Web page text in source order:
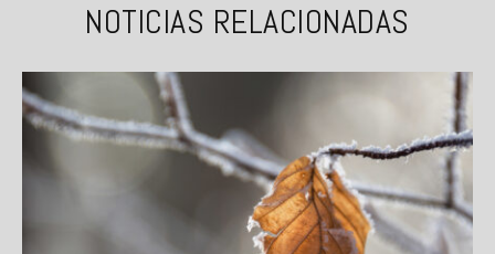
NOTICIAS RELACIONADAS